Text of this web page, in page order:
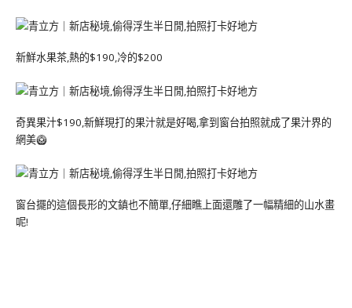
新鮮水果茶,熱的$190,冷的$200
奇異果汁$190,新鮮現打的果汁就是好喝,拿到窗台拍照就成了果汁界的
網美🥝
窗台擺的這個長形的文鎮也不簡單,仔細瞧上面還雕了一幅精細的山水畫
呢!